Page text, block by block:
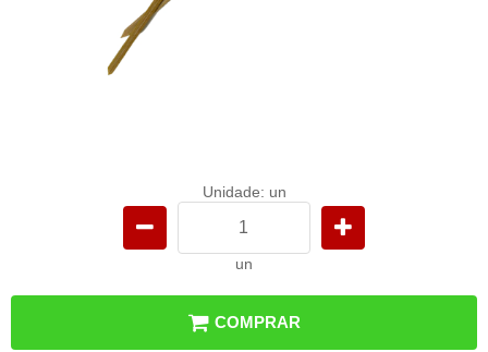
Unidade: un
un
COMPRAR